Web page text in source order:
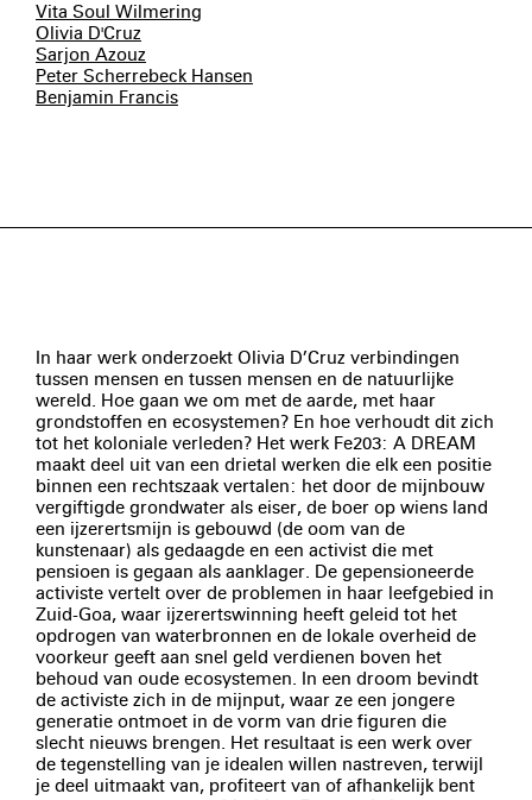
Vita Soul Wilmering
Olivia D'Cruz
Sarjon Azouz
Peter Scherrebeck Hansen
Benjamin Francis
In haar werk onderzoekt Olivia D’Cruz verbindingen
tussen mensen en tussen mensen en de natuurlijke
wereld. Hoe gaan we om met de aarde, met haar
grondstoffen en ecosystemen? En hoe verhoudt dit zich
tot het koloniale verleden? Het werk Fe203: A DREAM
maakt deel uit van een drietal werken die elk een positie
binnen een rechtszaak vertalen: het door de mijnbouw
vergiftigde grondwater als eiser, de boer op wiens land
een ijzerertsmijn is gebouwd (de oom van de
kunstenaar) als gedaagde en een activist die met
pensioen is gegaan als aanklager. De gepensioneerde
activiste vertelt over de problemen in haar leefgebied in
Zuid-Goa, waar ijzerertswinning heeft geleid tot het
opdrogen van waterbronnen en de lokale overheid de
voorkeur geeft aan snel geld verdienen boven het
behoud van oude ecosystemen. In een droom bevindt
de activiste zich in de mijnput, waar ze een jongere
generatie ontmoet in de vorm van drie figuren die
slecht nieuws brengen. Het resultaat is een werk over
de tegenstelling van je idealen willen nastreven, terwijl
je deel uitmaakt van, profiteert van of afhankelijk bent